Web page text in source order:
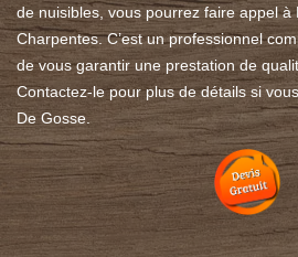
de nuisibles, vous pourrez faire appel à
Charpentes. C’est un professionnel
de vous garantir une prestation de
Contactez-le pour plus de détails si
De Gosse.